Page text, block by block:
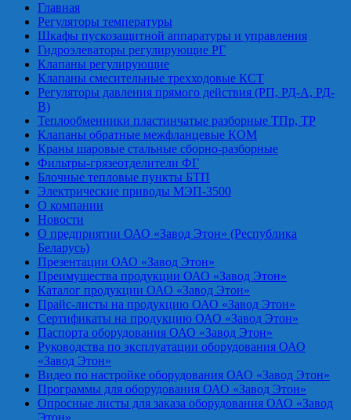
Главная
Регуляторы температуры
Шкафы пускозащитной аппаратуры и управления
Гидроэлеваторы регулирующие РГ
Клапаны регулирующие
Клапаны смесительные трехходовые КСТ
Регуляторы давления прямого действия (РП, РД-А, РД-
В)
Теплообменники пластинчатые разборные ТПр, ТР
Клапаны обратные межфланцевые КОМ
Краны шаровые стальные сборно-разборные
Фильтры-грязеотделители ФГ
Блочные тепловые пункты БТП
Электрические приводы МЭП-3500
О компании
Новости
О предприятии ОАО «Завод Этон» (Республика
Беларусь)
Презентации ОАО «Завод Этон»
Преимущества продукции ОАО «Завод Этон»
Каталог продукции ОАО «Завод Этон»
Прайс-листы на продукцию ОАО «Завод Этон»
Сертификаты на продукцию ОАО «Завод Этон»
Паспорта оборудования ОАО «Завод Этон»
Руководства по эксплуатации оборудования ОАО
«Завод Этон»
Видео по настройке оборудования ОАО «Завод Этон»
Программы для оборудования ОАО «Завод Этон»
Опросные листы для заказа оборудования ОАО «Завод